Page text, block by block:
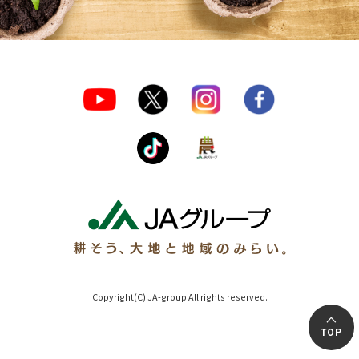
Copyright(C) JA-group All rights reserved.
TOP